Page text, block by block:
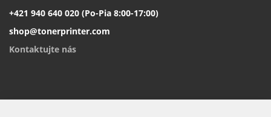
+421 940 640 020 (Po-Pia 8:00-17:00)
shop@tonerprinter.com
Kontaktujte nás